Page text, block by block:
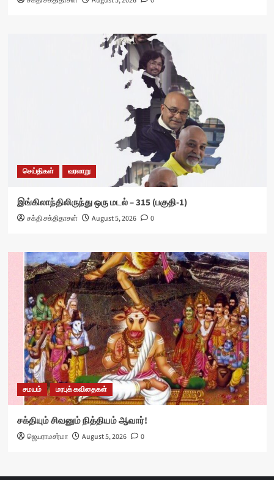
செய்திகள் வரலாறு
இங்கிலாந்திலிருந்து ஒரு மடல் – 315 (பகுதி-1)
சக்தி சக்திதாசன் August 5, 2026 0
சமயம் மரபுக் கவிதைகள்
சக்தியும் சிவனும் நித்தியம் ஆவார்!
ஜெயராமசர்மா August 5, 2026 0